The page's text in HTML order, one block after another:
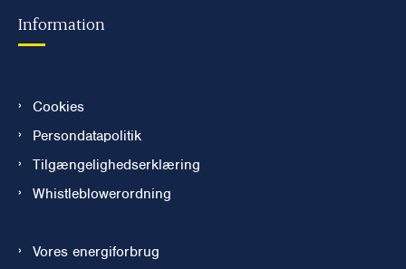
Information
Cookies
Persondatapolitik
Tilgængelighedserklæring
Whistleblowerordning
Vores energiforbrug